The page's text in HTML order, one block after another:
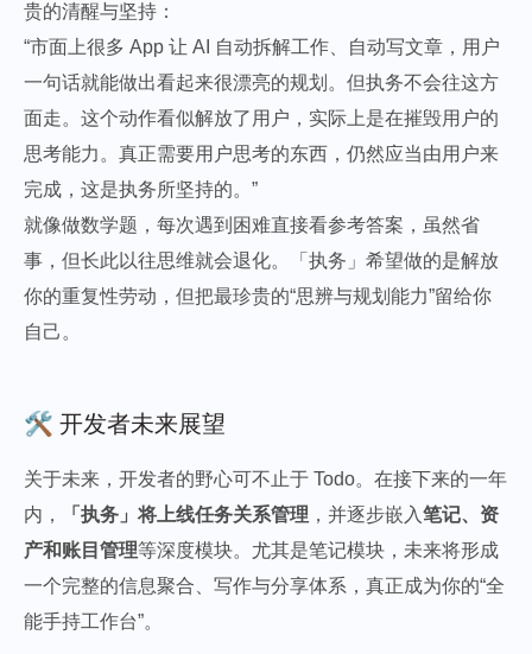
贵的清醒与坚持：
“市面上很多 App 让 AI 自动拆解工作、自动写文章，用户
一句话就能做出看起来很漂亮的规划。但执务不会往这方
面走。这个动作看似解放了用户，实际上是在摧毁用户的
思考能力。真正需要用户思考的东西，仍然应当由用户来
完成，这是执务所坚持的。”
就像做数学题，每次遇到困难直接看参考答案，虽然省
事，但长此以往思维就会退化。「执务」希望做的是解放
你的重复性劳动，但把最珍贵的“思辨与规划能力”留给你
自己。
🛠️ 开发者未来展望
关于未来，开发者的野心可不止于 Todo。在接下来的一年
内，
「执务」将上线任务关系管理 ，并逐步嵌入笔记、资
产和账目管理等深度模块。尤其是笔记模块，未来将形成
一个完整的信息聚合、写作与分享体系，真正成为你的“全
能手持工作台”。